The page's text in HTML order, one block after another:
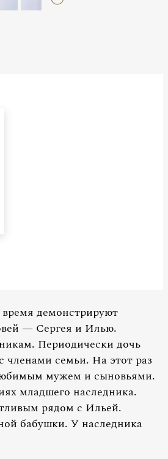
демонстрируют
— Сергея и Илью.
Периодически дочь
членами семьи. На этот раз
мужем и сыновьями.
младшего наследника.
рядом с Ильей.
бабушки. У наследника